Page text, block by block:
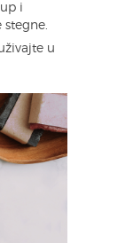
i
stegne.
u